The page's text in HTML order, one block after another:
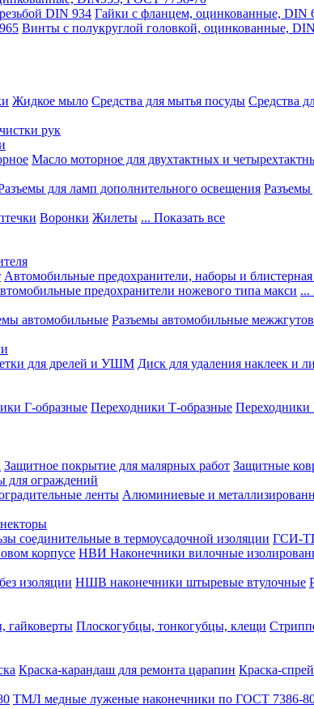
DIN 934 Гайки с фланцем, оцинкованные, DIN
Винты с полукруглой головкой, оцинкованные,
Жидкое мыло Средства для мытья посуды Средства
рук
Масло моторное для двухтактных и
для ламп дополнительного освещения Разъемы
Воронки Жилеты ... Показать все
Автомобильные предохранители, наборы и блистерная
предохранители ножевого типа макси ...
автомобильные Разъемы автомобильные
для дрелей и УШМ Диск для удаления наклеек и
Г-образные Переходники Т-образные Переходники
Защитное покрытие для малярных работ Защитные
для ограждений
ленты Алюминиевые и
соединительные в термоусадочной изоляции ГСИ-ТП
корпусе НВИ Наконечники вилочные
изоляции НШВ наконечники штыревые втулочные
гайковерты Плоскогубцы, тонкогубцы, клещи
Краска-карандаш для ремонта царапин Краска-
ТМЛ медные луженые наконечники по ГОСТ 7386-